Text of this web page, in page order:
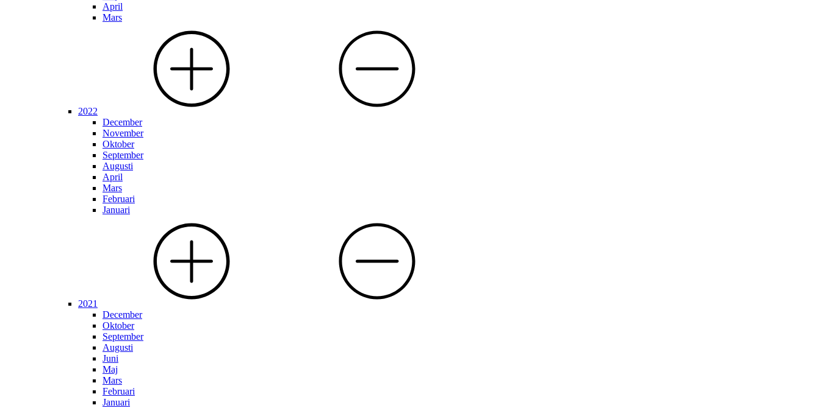
April
Mars
2022
December
November
Oktober
September
Augusti
April
Mars
Februari
Januari
2021
December
Oktober
September
Augusti
Juni
Maj
Mars
Februari
Januari